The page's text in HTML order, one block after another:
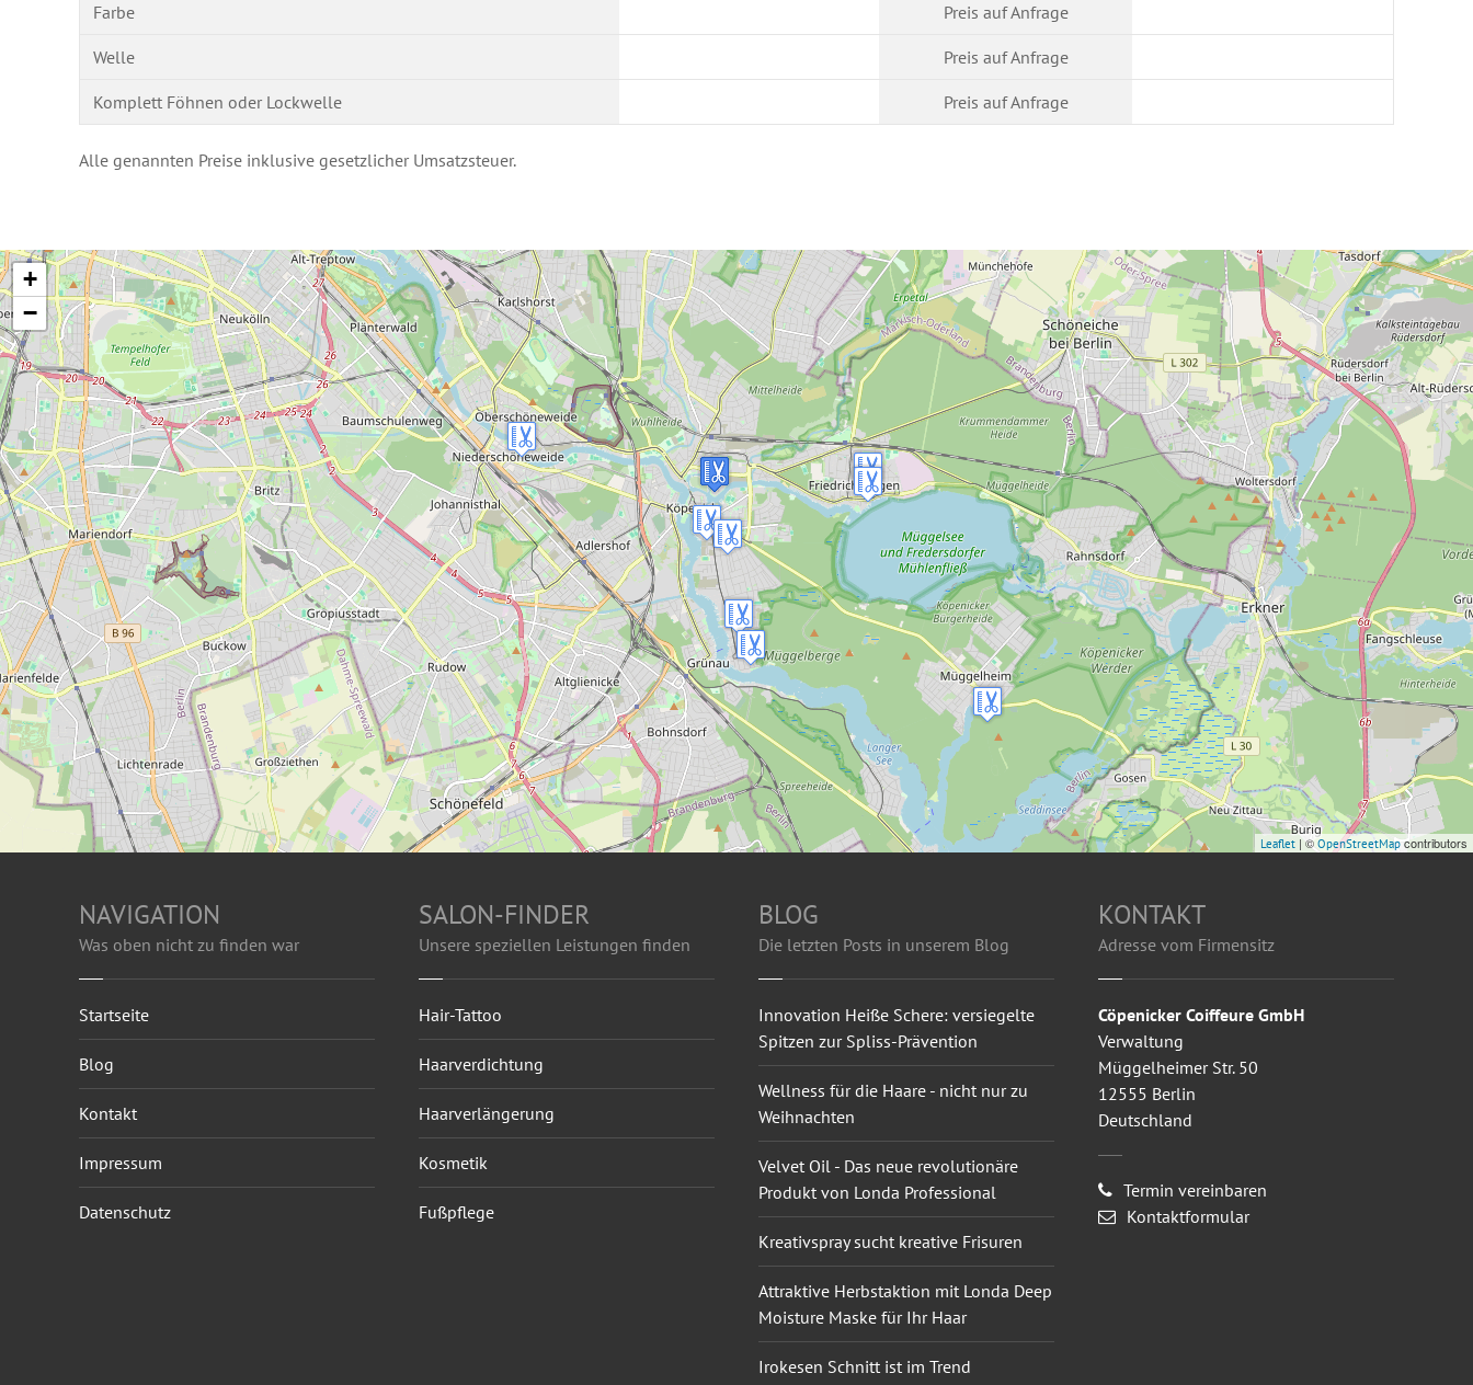
Farbe Preis auf Anfrage
Welle Preis auf Anfrage
Komplett Föhnen oder Lockwelle Preis auf Anfrage
Alle genannten Preise inklusive gesetzlicher Umsatzsteuer.
+
−
Leaflet | ©OpenStreetMapcontributors
NAVIGATION
Was oben nicht zu finden war
Startseite
Blog
Kontakt
Impressum
Datenschutz
SALON-FINDER
Unsere speziellen Leistungen finden
Hair-Tattoo
Haarverdichtung
Haarverlängerung
Kosmetik
Fußpflege
BLOG
Die letzten Posts in unserem Blog
Innovation Heiße Schere: versiegelte
Spitzen zur Spliss-Prävention
Wellness für die Haare - nicht nur zu
Weihnachten
Velvet Oil - Das neue revolutionäre
Produkt von Londa Professional
Kreativspray sucht kreative Frisuren
Attraktive Herbstaktion mit Londa Deep
Moisture Maske für Ihr Haar
Irokesen Schnitt ist im Trend
KONTAKT
Adresse vom Firmensitz
Cöpenicker Coiffeure GmbH
Verwaltung
Müggelheimer Str. 50
12555 Berlin
Deutschland
Termin vereinbaren
Kontaktformular